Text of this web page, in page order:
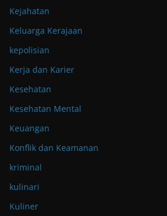
Kejahatan
Keluarga Kerajaan
kepolisian
Kerja dan Karier
Kesehatan
Kesehatan Mental
Keuangan
Konflik dan Keamanan
kriminal
kulinari
Kuliner